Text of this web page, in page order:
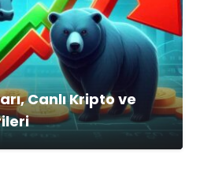
Canlı Kripto ve